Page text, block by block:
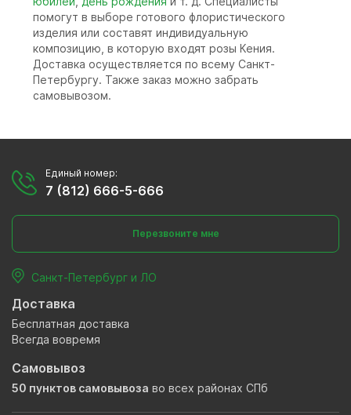
помогут в выборе готового флористического
изделия или составят индивидуальную
композицию, в которую входят розы Кения.
Доставка осуществляется по всему Санкт-
Петербургу. Также заказ можно забрать
самовывозом.
Единый номер:
7 (812) 666-5-666
Перезвоните мне
Санкт-Петербург и ЛО
Доставка
Бесплатная доставка
Всегда вовремя
Самовывоз
50 пунктов самовывоза во всех районах СПб